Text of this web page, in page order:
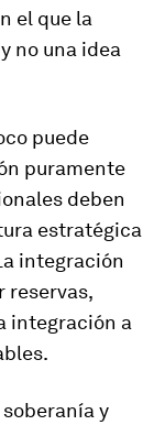
el que la
no una idea
puede
puramente
deben
estratégica
integración
reservas,
integración a
y